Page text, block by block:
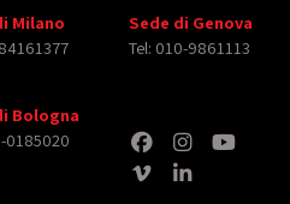
Milano
Sede di Genova
Tel: 010-9861113
Bologna
0185020